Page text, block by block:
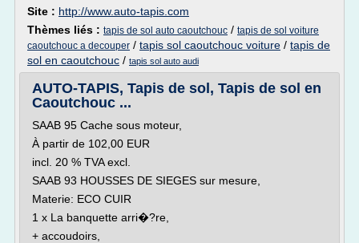
Site : http://www.auto-tapis.com
Thèmes liés : tapis de sol auto caoutchouc / tapis de sol voiture
caoutchouc a decouper / tapis sol caoutchouc voiture / tapis de
sol en caoutchouc / tapis sol auto audi
AUTO-TAPIS, Tapis de sol, Tapis de sol en
Caoutchouc ...
SAAB 95 Cache sous moteur,
À partir de 102,00 EUR
incl. 20 % TVA excl.
SAAB 93 HOUSSES DE SIEGES sur mesure,
Materie: ECO CUIR
1 x La banquette arri�?re,
+ accoudoirs,